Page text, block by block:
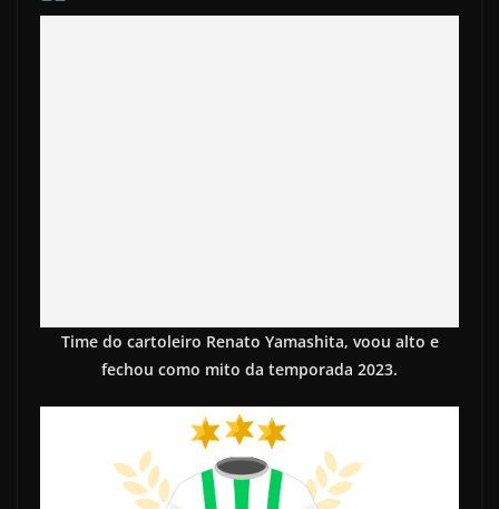
Time do cartoleiro Renato Yamashita, voou alto e
fechou como mito da temporada 2023.